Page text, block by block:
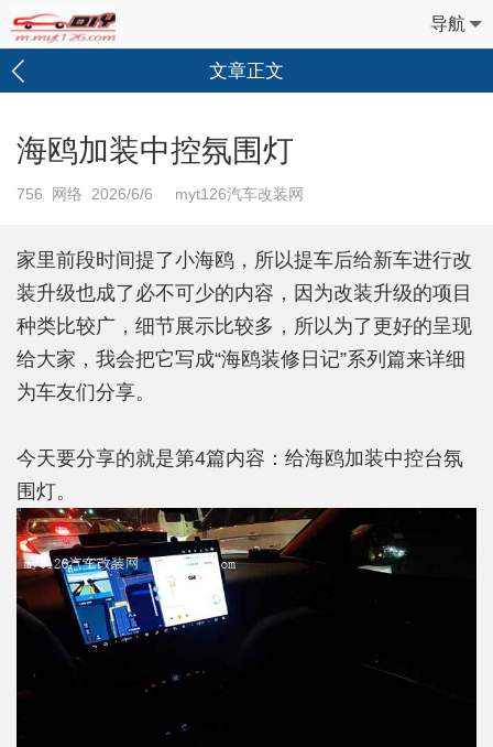
导航
文章正文
海鸥加装中控氛围灯
756 网络 2026/6/6 myt126汽车改装网
家里前段时间提了小海鸥，所以提车后给新车进行改
装升级也成了必不可少的内容，因为改装升级的项目
种类比较广，细节展示比较多，所以为了更好的呈现
给大家，我会把它写成“海鸥装修日记”系列篇来详细
为车友们分享。
今天要分享的就是第4篇内容：给海鸥加装中控台氛
围灯。